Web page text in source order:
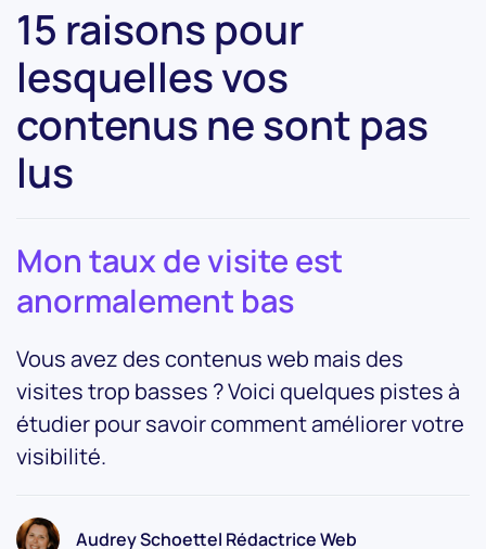
15 raisons pour
lesquelles vos
contenus ne sont pas
lus
Mon taux de visite est
anormalement bas
Vous avez des contenus web mais des
visites trop basses ? Voici quelques pistes à
étudier pour savoir comment améliorer votre
visibilité.
Audrey Schoettel Rédactrice Web